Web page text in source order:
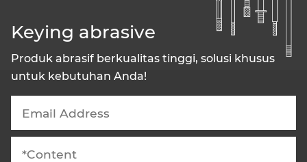
Keying abrasive
Produk abrasif berkualitas tinggi, solusi khusus
untuk kebutuhan Anda!